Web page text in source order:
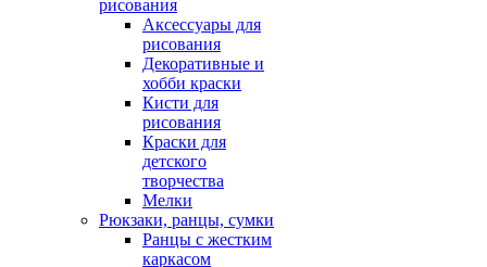
рисования
Аксессуары для
рисования
Декоративные и
хобби краски
Кисти для
рисования
Краски для
детского
творчества
Мелки
Рюкзаки, ранцы, сумки
Ранцы с жестким
каркасом